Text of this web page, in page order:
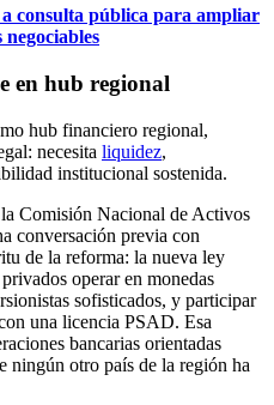
consulta pública para ampliar
en hub regional
hub financiero regional,
necesita liquidez,
institucional sostenida.
Comisión Nacional de Activos
conversación previa con
de la reforma: la nueva ley
operar en monedas
sofisticados, y participar
una licencia PSAD. Esa
bancarias orientadas
ningún otro país de la región ha